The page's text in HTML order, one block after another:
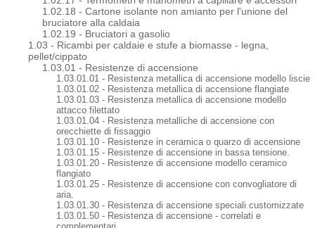
1.02.18 - Cartone isolante non amianto per l'unione del
bruciatore alla caldaia
1.02.19 - Bruciatori a gasolio
1.03 - Ricambi per caldaie e stufe a biomasse - legna,
pellet/cippato
1.03.01 - Resistenze di accensione
1.03.01.01 - Resistenza metallica di accensione modello liscie
1.03.01.02 - Resistenza metallica di accensione flangiate
1.03.01.03 - Resistenza metallica di accensione modello
attacco filettato
1.03.01.04 - Resistenza metalliche di accensione con
orecchiette di fissaggio
1.03.01.10 - Resistenze in ceramica o quarzo di accensione
1.03.01.15 - Resistenze di accensione in bassa tensione.
1.03.01.20 - Resistenze di accensione modello ceramico
flangiato
1.03.01.25 - Resistenze di accensione con convogliatore di
aria.
1.03.01.30 - Resistenza di accensione speciali customizzate
1.03.01.50 - Resistenza di accensione - correlati e